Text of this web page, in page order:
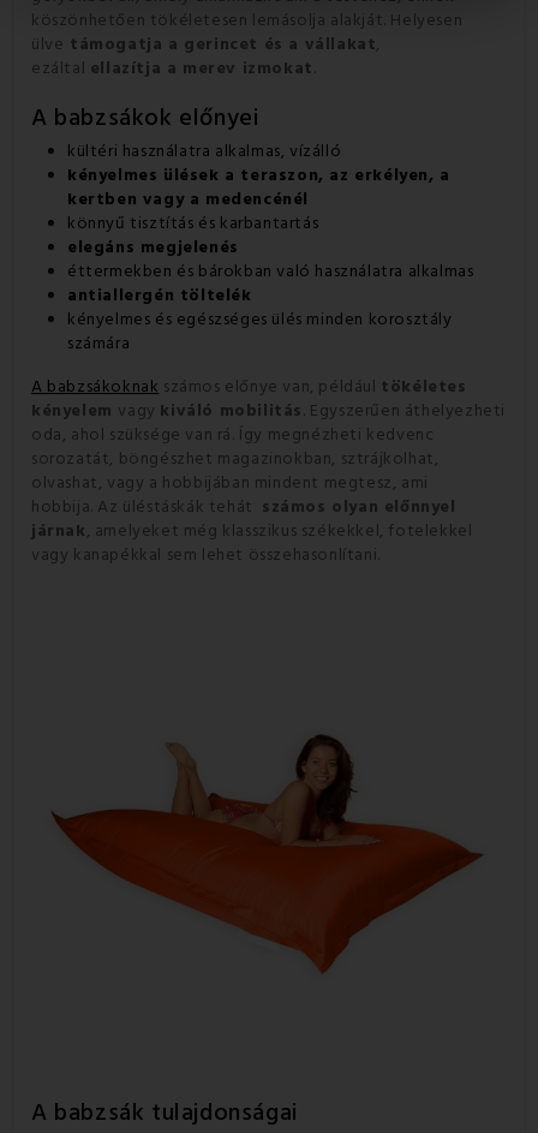
köszönhetően tökéletesen lemásolja alakját. Helyesen
ülve támogatja a gerincet és a vállakat,
ezáltal ellazítja a merev izmokat.
A babzsákok előnyei
kültéri használatra alkalmas, vízálló
kényelmes ülések a teraszon, az erkélyen, a
kertben vagy a medencénél
könnyű tisztítás és karbantartás
elegáns megjelenés
éttermekben és bárokban való használatra alkalmas
antiallergén töltelék
kényelmes és egészséges ülés minden korosztály
számára
A babzsákoknak számos előnye van, például tökéletes
kényelem vagy kiváló mobilitás. Egyszerűen áthelyezheti
oda, ahol szüksége van rá. Így megnézheti kedvenc
sorozatát, böngészhet magazinokban, sztrájkolhat,
olvashat, vagy a hobbijában mindent megtesz, ami
hobbija. Az üléstáskák tehát számos olyan előnnyel
járnak, amelyeket még klasszikus székekkel, fotelekkel
vagy kanapékkal sem lehet összehasonlítani.
A babzsák tulajdonságai